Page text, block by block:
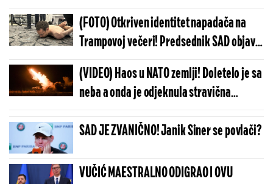
SAD hitno reagovao na manifest napadača
(FOTO) Otkriven identitet napadača na
Trampovoj večeri! Predsednik SAD objavio
fotografiju, policija saopštila šokantne
detalje
(VIDEO) Haos u NATO zemlji! Doletelo je sa
neba a onda je odjeknula stravična
eksplozija: Stanovništvo u velikoj panici
SAD JE ZVANIČNO! Janik Siner se povlači?
VUČIĆ MAESTRALNO ODIGRAO I OVU